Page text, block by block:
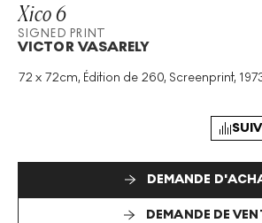
Xico 6
SIGNED PRINT
VICTOR VASARELY
72 x 72cm, Édition de 260, Screenprint,
Technique: Screenprint
Signé: Oui
Signed Print DEMANDE
DEMANDE DE